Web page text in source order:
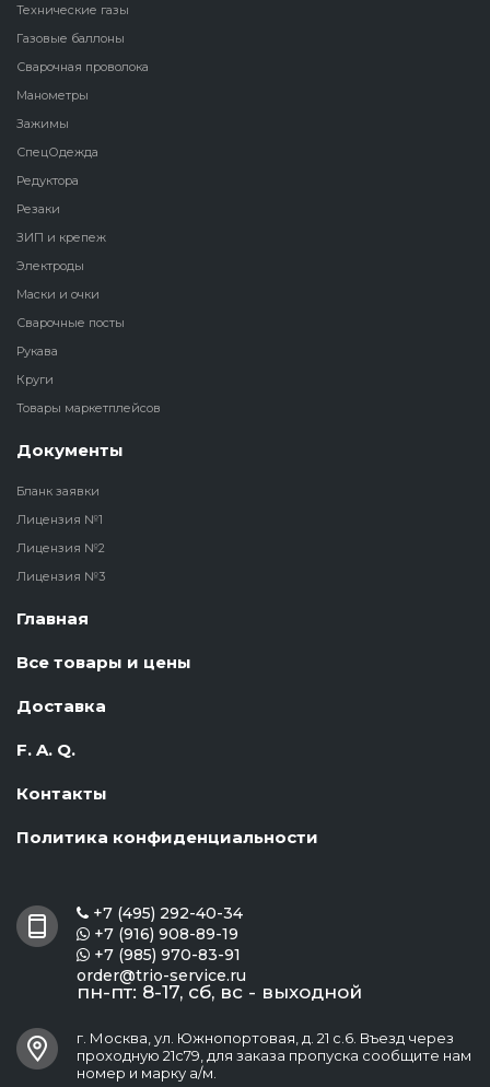
Технические газы
Газовые баллоны
Сварочная проволока
Манометры
Зажимы
СпецОдежда
Редуктора
Резаки
ЗИП и крепеж
Электроды
Маски и очки
Сварочные посты
Рукава
Круги
Товары маркетплейсов
Документы
Бланк заявки
Лицензия №1
Лицензия №2
Лицензия №3
Главная
Все товары и цены
Доставка
F. A. Q.
Контакты
Политика конфиденциальности
 +7 (495) 292-40-34
 +7 (916) 908-89-19
 +7 (985) 970-83-91
order@trio-service.ru
пн-пт: 8-17, сб, вс - выходной
г. Москва, ул. Южнопортовая, д. 21 с.6. Въезд через
проходную 21с79, для заказа пропуска сообщите нам
номер и марку а/м.